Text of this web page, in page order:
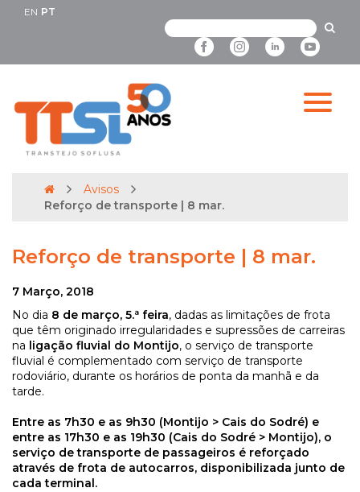
EN PT
Avisos
Reforço de transporte | 8 mar.
Reforço de transporte | 8 mar.
7 Março, 2018
No dia 8 de março, 5.ª feira, dadas as limitações de frota
que têm originado irregularidades e supressões de carreiras
na ligação fluvial do Montijo, o serviço de transporte
fluvial é complementado com serviço de transporte
rodoviário, durante os horários de ponta da manhã e da
tarde.
Entre as 7h30 e as 9h30 (Montijo > Cais do Sodré) e
entre as 17h30 e as 19h30 (Cais do Sodré > Montijo), o
serviço de transporte de passageiros é reforçado
através de frota de autocarros, disponibilizada junto de
cada terminal.